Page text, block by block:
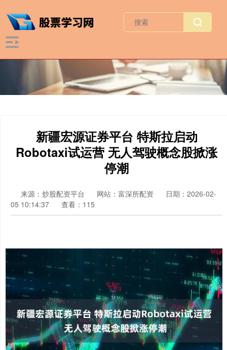
新疆宏源证券平台 特斯拉启动
Robotaxi试运营 无人驾驶概念股掀涨
停潮
来源：炒股配资平台 网站：富深所配资
日期：2026-02-
05 10:14:37
查看：115